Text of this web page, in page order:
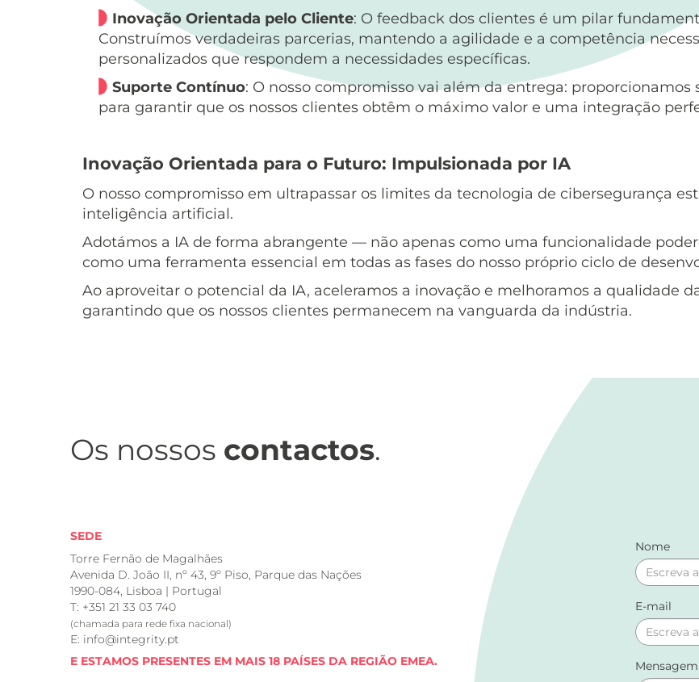
Inovação Orientada pelo Cliente: O feedback dos clientes é um pilar
Construímos verdadeiras parcerias, mantendo a agilidade e a competência
personalizados que respondem a necessidades específicas.
Suporte Contínuo: O nosso compromisso vai além da entrega:
para garantir que os nossos clientes obtêm o máximo valor e uma integração
Inovação Orientada para o Futuro: Impulsionada por IA
O nosso compromisso em ultrapassar os limites da tecnologia de cibersegurança
inteligência artificial.
Adotámos a IA de forma abrangente — não apenas como uma funcionalidade
como uma ferramenta essencial em todas as fases do nosso próprio ciclo de
Ao aproveitar o potencial da IA, aceleramos a inovação e melhoramos a qualidade
garantindo que os nossos clientes permanecem na vanguarda da indústria.
Os nossos contactos.
SEDE
Torre Fernão de Magalhães
Avenida D. João II, nº 43, 9º Piso, Parque das Nações
1990-084, Lisboa | Portugal
T: +351 21 33 03 740
(chamada para rede fixa nacional)
E: info@integrity.pt
E ESTAMOS PRESENTES EM MAIS 18 PAÍSES DA REGIÃO EMEA.
Nome
E-mail
Mensagem